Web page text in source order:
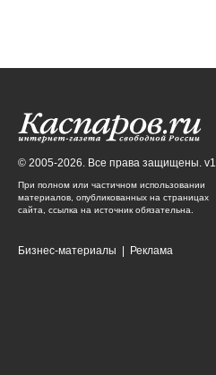
© 2005-2026. Все права защищены. v1
При полном или частичном использовании
материалов, опубликованных на страницах
сайта, ссылка на источник обязательна.
Бизнес-материалы Реклама